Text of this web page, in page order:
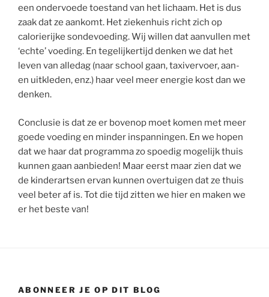
een ondervoede toestand van het lichaam. Het is dus
zaak dat ze aankomt. Het ziekenhuis richt zich op
calorierijke sondevoeding. Wij willen dat aanvullen met
‘echte’ voeding. En tegelijkertijd denken we dat het
leven van alledag (naar school gaan, taxivervoer, aan-
en uitkleden, enz.) haar veel meer energie kost dan we
denken.
Conclusie is dat ze er bovenop moet komen met meer
goede voeding en minder inspanningen. En we hopen
dat we haar dat programma zo spoedig mogelijk thuis
kunnen gaan aanbieden! Maar eerst maar zien dat we
de kinderartsen ervan kunnen overtuigen dat ze thuis
veel beter af is. Tot die tijd zitten we hier en maken we
er het beste van!
ABONNEER JE OP DIT BLOG